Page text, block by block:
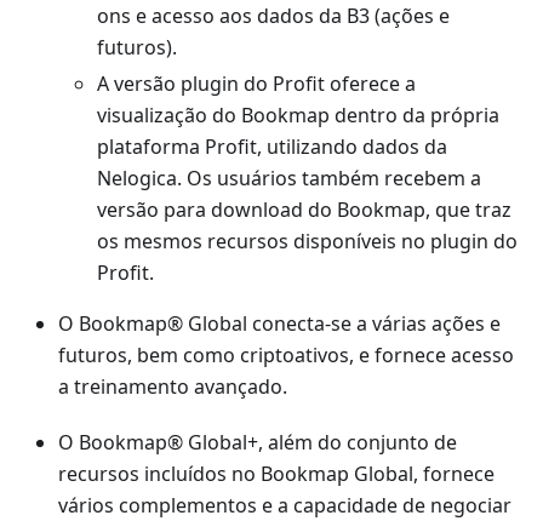
ons e acesso aos dados da B3 (ações e
futuros).
A versão plugin do Profit oferece a
visualização do Bookmap dentro da própria
plataforma Profit, utilizando dados da
Nelogica. Os usuários também recebem a
versão para download do Bookmap, que traz
os mesmos recursos disponíveis no plugin do
Profit.
O Bookmap® Global conecta-se a várias ações e
futuros, bem como criptoativos, e fornece acesso
a treinamento avançado.
O Bookmap® Global+, além do conjunto de
recursos incluídos no Bookmap Global, fornece
vários complementos e a capacidade de negociar